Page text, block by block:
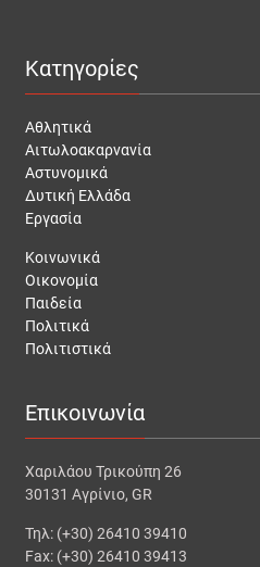
Κατηγορίες
Αθλητικά
Αιτωλοακαρνανία
Αστυνομικά
Δυτική Ελλάδα
Εργασία
Κοινωνικά
Οικονομία
Παιδεία
Πολιτικά
Πολιτιστικά
Επικοινωνία
Χαριλάου Τρικούπη 26
30131 Αγρίνιο, GR
Τηλ: (+30) 26410 39410
Fax: (+30) 26410 39413